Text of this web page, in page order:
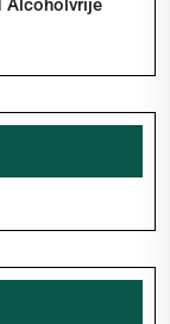
Alcoholvrije